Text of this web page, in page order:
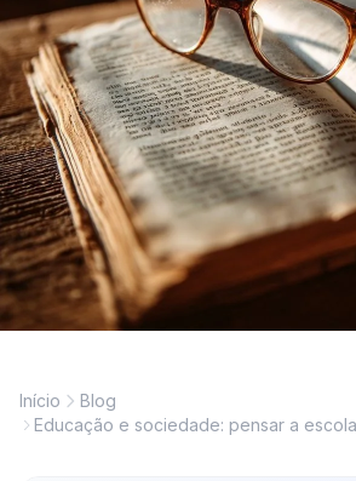
Início
Blog
Educação e sociedade: pensar a